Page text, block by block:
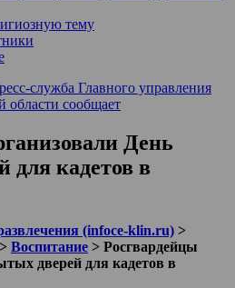
тему
служба Главного управления
области сообщает
День
для кадетов в
(infoce-klin.ru) >
> Воспитание > Росгвардейцы
дверей для кадетов в